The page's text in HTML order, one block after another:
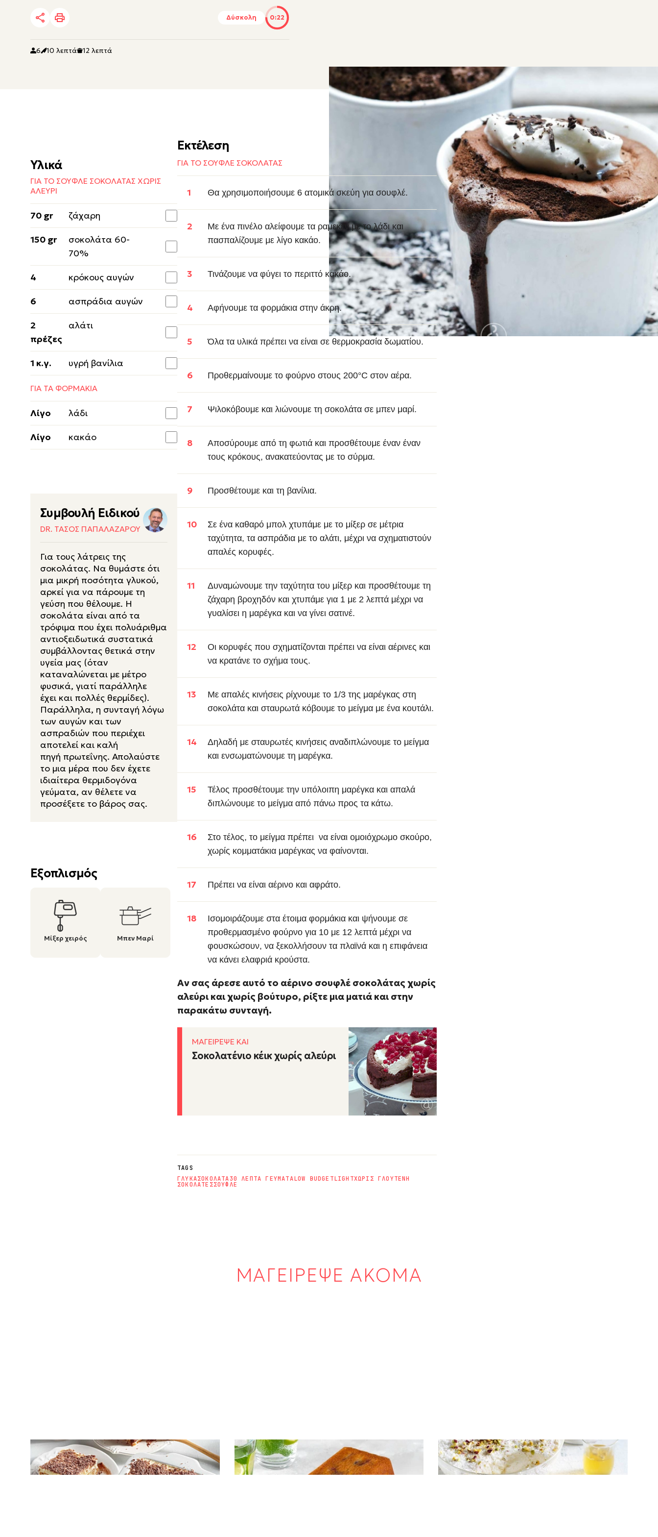
Δύσκολη 0:22
6 10 λεπτά 12 λεπτά
Υλικά
ΓΙΑ ΤΟ ΣΟΥΦΛΕ ΣΟΚΟΛΑΤΑΣ ΧΩΡΙΣ
ΑΛΕΥΡΙ
70 gr ζάχαρη
150 gr
σοκολάτα 60-
70%
4 κρόκους αυγών
6 ασπράδια αυγών
2
πρέζες
αλάτι
1 κ.γ. υγρή βανίλια
ΓΙΑ ΤΑ ΦΟΡΜΑΚΙΑ
Λίγο λάδι
Λίγο κακάο
Συμβουλή Ειδικού
DR. ΤΆΣΟΣ ΠΑΠΑΛΑΖΆΡΟΥ
Για τους λάτρεις της
σοκολάτας. Να θυμάστε ότι
μια μικρή ποσότητα γλυκού,
αρκεί για να πάρουμε τη
γεύση που θέλουμε. Η
σοκολάτα είναι από τα
τρόφιμα που έχει πολυάριθμα
αντιοξειδωτικά συστατικά
συμβάλλοντας θετικά στην
υγεία μας (όταν
καταναλώνεται με μέτρο
φυσικά, γιατί παράλληλε
έχει και πολλές θερμίδες).
Παράλληλα, η συνταγή λόγω
των αυγών και των
ασπραδιών που περιέχει
αποτελεί και καλή
πηγή πρωτεΐνης. Απολαύστε
το μια μέρα που δεν έχετε
ιδιαίτερα θερμιδογόνα
γεύματα, αν θέλετε να
προσέξετε το βάρος σας.
Εξοπλισμός
Μίξερ χειρός Μπεν Μαρί
Εκτέλεση
ΓΙΑ ΤΟ ΣΟΥΦΛΕ ΣΟΚΟΛΑΤΑΣ
Θα χρησιμοποιήσουμε 6 ατομικά σκεύη για σουφλέ.
Με ένα πινέλο αλείφουμε τα ραμεκέν με το λάδι και
πασπαλίζουμε με λίγο κακάο.
Τινάζουμε να φύγει το περιττό κακάο.
Αφήνουμε τα φορμάκια στην άκρη.
Όλα τα υλικά πρέπει να είναι σε θερμοκρασία δωματίου.
Προθερμαίνουμε το φούρνο στους 200°C στον αέρα.
Ψιλοκόβουμε και λιώνουμε τη σοκολάτα σε μπεν μαρί.
Αποσύρουμε από τη φωτιά και προσθέτουμε έναν έναν
τους κρόκους, ανακατεύοντας με το σύρμα.
Προσθέτουμε και τη βανίλια.
Σε ένα καθαρό μπολ χτυπάμε με το μίξερ σε μέτρια
ταχύτητα, τα ασπράδια με το αλάτι, μέχρι να σχηματιστούν
απαλές κορυφές.
Δυναμώνουμε την ταχύτητα του μίξερ και προσθέτουμε τη
ζάχαρη βροχηδόν και χτυπάμε για 1 με 2 λεπτά μέχρι να
γυαλίσει η μαρέγκα και να γίνει σατινέ.
Οι κορυφές που σχηματίζονται πρέπει να είναι αέρινες και
να κρατάνε το σχήμα τους.
Με απαλές κινήσεις ρίχνουμε το 1/3 της μαρέγκας στη
σοκολάτα και σταυρωτά κόβουμε το μείγμα με ένα κουτάλι.
Δηλαδή με σταυρωτές κινήσεις αναδιπλώνουμε το μείγμα
και ενσωματώνουμε τη μαρέγκα.
Τέλος προσθέτουμε την υπόλοιπη μαρέγκα και απαλά
διπλώνουμε το μείγμα από πάνω προς τα κάτω.
Στο τέλος, το μείγμα πρέπει να είναι ομοιόχρωμο σκούρο,
χωρίς κομματάκια μαρέγκας να φαίνονται.
Πρέπει να είναι αέρινο και αφράτο.
Ισομοιράζουμε στα έτοιμα φορμάκια και ψήνουμε σε
προθερμασμένο φούρνο για 10 με 12 λεπτά μέχρι να
φουσκώσουν, να ξεκολλήσουν τα πλαϊνά και η επιφάνεια
να κάνει ελαφριά κρούστα.
Αν σας άρεσε αυτό το αέρινο σουφλέ σοκολάτας χωρίς
αλεύρι και χωρίς βούτυρο, ρίξτε μια ματιά και στην
παρακάτω συνταγή.
ΜΑΓΕΙΡΕΨΕ ΚΑΙ
Σοκολατένιο κέικ χωρίς αλεύρι
TAGS
ΓΛΥΚΑΣΟΚΟΛΑΤΑ30 ΛΕΠΤΑ ΓΕΥΜΑΤΑLOW BUDGETLIGHTΧΩΡΙΣ ΓΛΟΥΤΕΝΗ
ΣΟΚΟΛΑΤΕΣΣΟΥΦΛΕ
ΜΑΓΕΙΡΕΨΕ ΑΚΟΜΑ
Γλυκό ψυγείου με σαβαγιάρ και τρεις
σοκολάτες
ΓΛΥΚΑ ΨΥΓΕΙΟΥ
Κέικ με κεράσια
ΚΕΙΚ
Γλυκό ψυγείου με γιαούρτι, ζελέ λεμόνι
και καρύδα
ΓΛΥΚΑ ΨΥΓΕΙΟΥ